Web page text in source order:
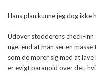
Hans plan kunne jeg dog ikke
Udover stodderens check-
uge, end at man ser en masse
som de morer sig med at
er evigt paranoid over det,